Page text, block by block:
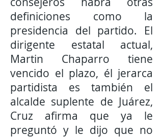
definiciones como la
presidencia del partido. El
dirigente estatal actual,
Martin Chaparro tiene
vencido el plazo, él jerarca
partidista es también el
alcalde suplente de Juárez,
Cruz afirma que ya le
preguntó y le dijo que no